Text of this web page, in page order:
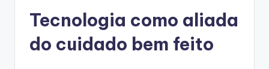
Tecnologia como aliada
do cuidado bem feito